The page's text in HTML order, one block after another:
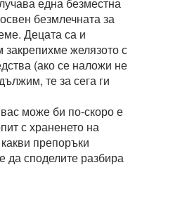
една безместна
безмлечната за
Децата са и
желязото с
(ако се наложи не
те за сега ги
може би по-скоро е
с храненето на
препоръки
да споделите разбира